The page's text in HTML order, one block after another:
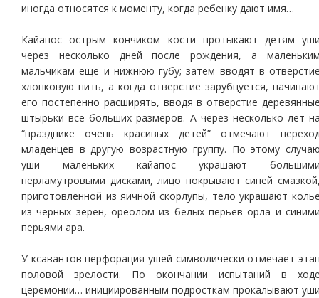
иногда относятся к моменту, когда ребенку дают имя…
Кайапос острым кончиком кости протыкают детям
через несколько дней после рождения, а
мальчикам еще и нижнюю губу; затем вводят в
хлопковую нить, а когда отверстие зарубцуется,
его постепенно расширять, вводя в отверстие
штырьки все больших размеров. А через несколько лет
“празднике очень красивых детей” отмечают
младенцев в другую возрастную группу. По этому
уши маленьких кайапос украшают
перламутровыми дисками, лицо покрывают синей
приготовленной из яичной скорлупы, тело украшают
из черных зерен, ореолом из белых перьев орла и
перьями ара.
У ксавантов перфорация ушей символически отмечает
половой зрелости. По окончании испытаний в
церемонии… инициированным подросткам прокалывают